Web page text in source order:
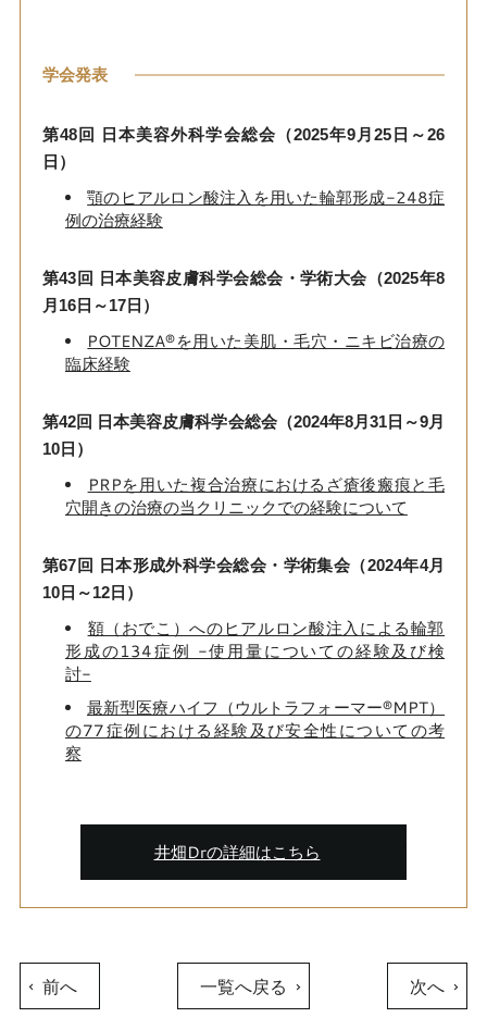
学会発表
第48回 日本美容外科学会総会（2025年9月25日～26
日）
顎のヒアルロン酸注入を用いた輪郭形成-248症
例の治療経験
第43回 日本美容皮膚科学会総会・学術大会（2025年8
月16日～17日）
POTENZA®を用いた美肌・毛穴・ニキビ治療の
臨床経験
第42回 日本美容皮膚科学会総会（2024年8月31日～9月
10日）
PRPを用いた複合治療におけるざ瘡後瘢痕と毛
穴開きの治療の当クリニックでの経験について
第67回 日本形成外科学会総会・学術集会（2024年4月
10日～12日）
額（おでこ）へのヒアルロン酸注入による輪郭
形成の134症例 -使用量についての経験及び検
討-
最新型医療ハイフ（ウルトラフォーマー®MPT）
の77症例における経験及び安全性についての考
察
井畑Drの詳細はこちら
前へ 一覧へ戻る 次へ